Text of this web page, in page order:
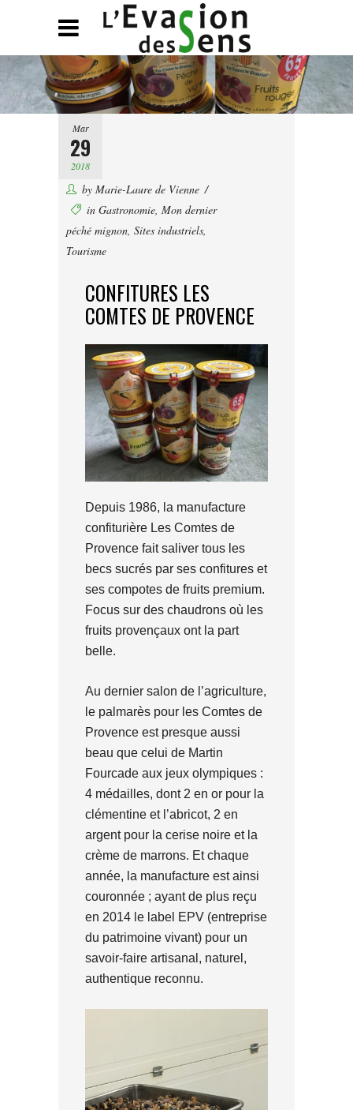
Mar
29
2018
by Marie-Laure de Vienne
in Gastronomie Mon dernier
péché mignon Sites industriels
Tourisme
CONFITURES LES
COMTES DE PROVENCE
Depuis 1986, la manufacture
confiturière Les Comtes de
Provence fait saliver tous les
becs sucrés par ses confitures et
ses compotes de fruits premium.
Focus sur des chaudrons où les
fruits provençaux ont la part
belle.
Au dernier salon de l’agriculture,
le palmarès pour les Comtes de
Provence est presque aussi
beau que celui de Martin
Fourcade aux jeux olympiques :
4 médailles, dont 2 en or pour la
clémentine et l’abricot, 2 en
argent pour la cerise noire et la
crème de marrons. Et chaque
année, la manufacture est ainsi
couronnée ; ayant de plus reçu
en 2014 le label EPV (entreprise
du patrimoine vivant) pour un
savoir-faire artisanal, naturel,
authentique reconnu.